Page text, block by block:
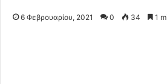
6 Φεβρουαρίου, 2021 0 34 1